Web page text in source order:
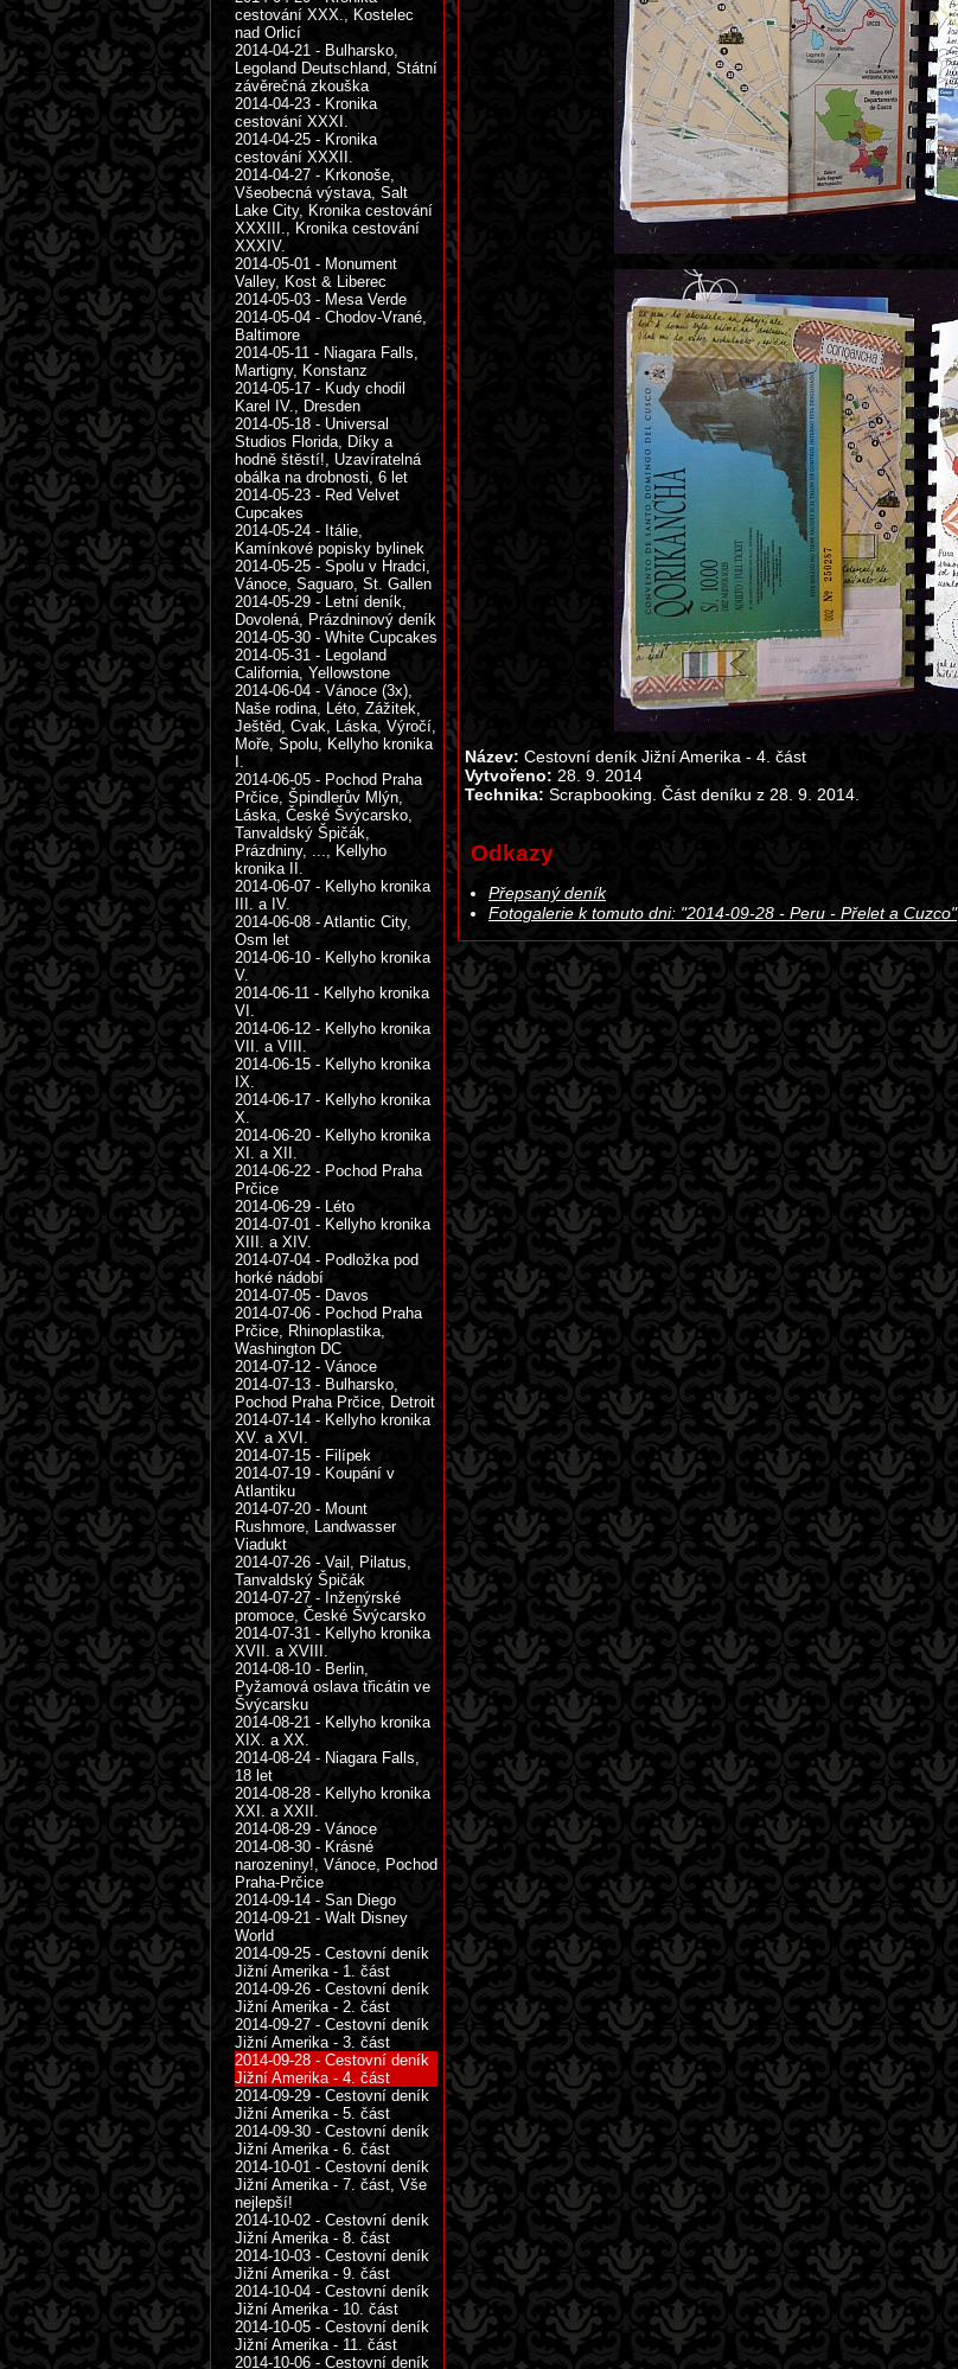
Název: Cestovní deník Jižní Amerika - 4. část
Vytvořeno: 28. 9. 2014
Technika: Scrapbooking. Část deníku z 28. 9. 2014.
Odkazy
Přepsaný deník
Fotogalerie k tomuto dni: "2014-09-28 - Peru - Přelet a Cuzco"
cestování XXX., Kostelec
nad Orlicí
2014-04-21 - Bulharsko,
Legoland Deutschland, Státní
závěrečná zkouška
2014-04-23 - Kronika
cestování XXXI.
2014-04-25 - Kronika
cestování XXXII.
2014-04-27 - Krkonoše,
Všeobecná výstava, Salt
Lake City, Kronika cestování
XXXIII., Kronika cestování
XXXIV.
2014-05-01 - Monument
Valley, Kost & Liberec
2014-05-03 - Mesa Verde
2014-05-04 - Chodov-Vrané,
Baltimore
2014-05-11 - Niagara Falls,
Martigny, Konstanz
2014-05-17 - Kudy chodil
Karel IV., Dresden
2014-05-18 - Universal
Studios Florida, Díky a
hodně štěstí!, Uzavíratelná
obálka na drobnosti, 6 let
2014-05-23 - Red Velvet
Cupcakes
2014-05-24 - Itálie,
Kamínkové popisky bylinek
2014-05-25 - Spolu v Hradci,
Vánoce, Saguaro, St. Gallen
2014-05-29 - Letní deník,
Dovolená, Prázdninový deník
2014-05-30 - White Cupcakes
2014-05-31 - Legoland
California, Yellowstone
2014-06-04 - Vánoce (3x),
Naše rodina, Léto, Zážitek,
Ještěd, Cvak, Láska, Výročí,
Moře, Spolu, Kellyho kronika
I.
2014-06-05 - Pochod Praha
Prčice, Špindlerův Mlýn,
Láska, České Švýcarsko,
Tanvaldský Špičák,
Prázdniny, ..., Kellyho
kronika II.
2014-06-07 - Kellyho kronika
III. a IV.
2014-06-08 - Atlantic City,
Osm let
2014-06-10 - Kellyho kronika
V.
2014-06-11 - Kellyho kronika
VI.
2014-06-12 - Kellyho kronika
VII. a VIII.
2014-06-15 - Kellyho kronika
IX.
2014-06-17 - Kellyho kronika
X.
2014-06-20 - Kellyho kronika
XI. a XII.
2014-06-22 - Pochod Praha
Prčice
2014-06-29 - Léto
2014-07-01 - Kellyho kronika
XIII. a XIV.
2014-07-04 - Podložka pod
horké nádobí
2014-07-05 - Davos
2014-07-06 - Pochod Praha
Prčice, Rhinoplastika,
Washington DC
2014-07-12 - Vánoce
2014-07-13 - Bulharsko,
Pochod Praha Prčice, Detroit
2014-07-14 - Kellyho kronika
XV. a XVI.
2014-07-15 - Filípek
2014-07-19 - Koupání v
Atlantiku
2014-07-20 - Mount
Rushmore, Landwasser
Viadukt
2014-07-26 - Vail, Pilatus,
Tanvaldský Špičák
2014-07-27 - Inženýrské
promoce, České Švýcarsko
2014-07-31 - Kellyho kronika
XVII. a XVIII.
2014-08-10 - Berlin,
Pyžamová oslava třicátin ve
Švýcarsku
2014-08-21 - Kellyho kronika
XIX. a XX.
2014-08-24 - Niagara Falls,
18 let
2014-08-28 - Kellyho kronika
XXI. a XXII.
2014-08-29 - Vánoce
2014-08-30 - Krásné
narozeniny!, Vánoce, Pochod
Praha-Prčice
2014-09-14 - San Diego
2014-09-21 - Walt Disney
World
2014-09-25 - Cestovní deník
Jižní Amerika - 1. část
2014-09-26 - Cestovní deník
Jižní Amerika - 2. část
2014-09-27 - Cestovní deník
Jižní Amerika - 3. část
2014-09-28 - Cestovní deník
Jižní Amerika - 4. část
2014-09-29 - Cestovní deník
Jižní Amerika - 5. část
2014-09-30 - Cestovní deník
Jižní Amerika - 6. část
2014-10-01 - Cestovní deník
Jižní Amerika - 7. část, Vše
nejlepší!
2014-10-02 - Cestovní deník
Jižní Amerika - 8. část
2014-10-03 - Cestovní deník
Jižní Amerika - 9. část
2014-10-04 - Cestovní deník
Jižní Amerika - 10. část
2014-10-05 - Cestovní deník
Jižní Amerika - 11. část
2014-10-06 - Cestovní deník